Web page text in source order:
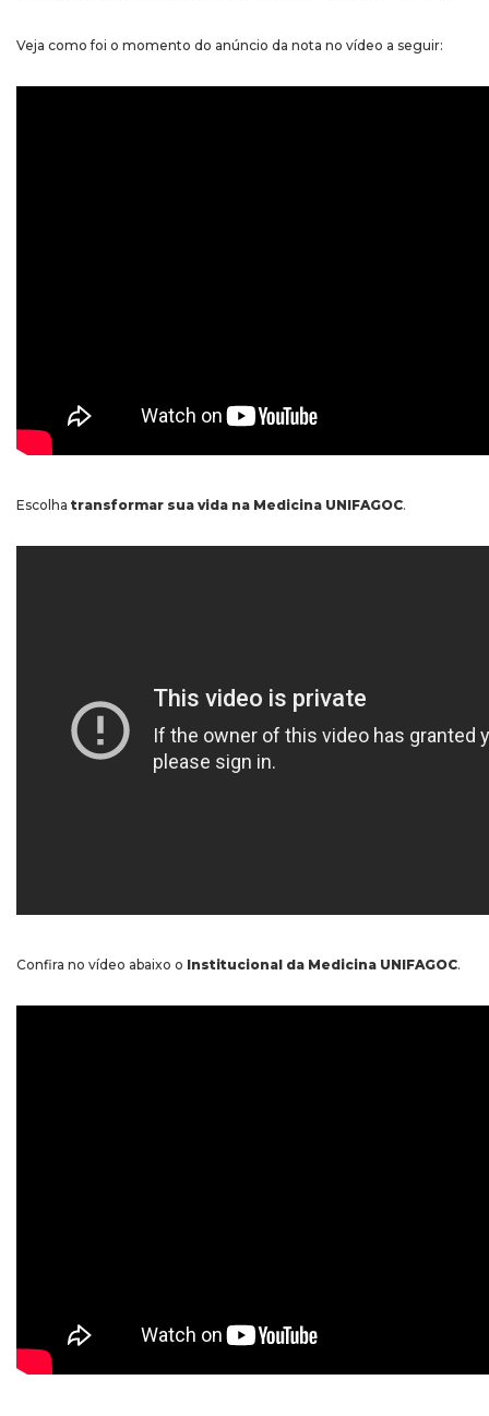
Veja como foi o momento do anúncio da nota no vídeo a seguir:
Escolha transformar sua vida na Medicina UNIFAGOC.
Confira no vídeo abaixo o Institucional da Medicina UNIFAGOC.